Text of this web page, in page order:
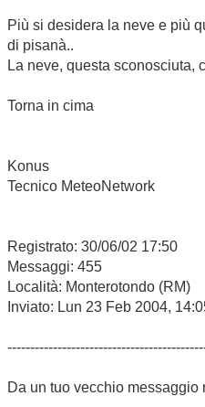
Più si desidera la neve e più
di pisanà..
La neve, questa sconosciuta,
Torna in cima
Konus
Tecnico MeteoNetwork
Registrato: 30/06/02 17:50
Messaggi: 455
Località: Monterotondo (RM)
Inviato: Lun 23 Feb 2004,
Da un tuo vecchio messaggio